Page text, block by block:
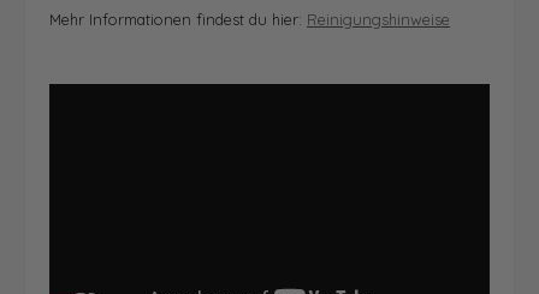
Mehr Informationen findest du hier: Reinigungshinweise